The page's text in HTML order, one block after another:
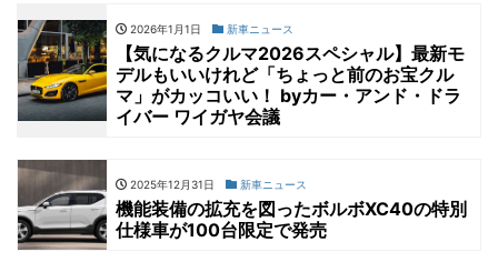
2026年1月1日 新車ニュース
【気になるクルマ2026スペシャル】最新モ
デルもいいけれど「ちょっと前のお宝クル
マ」がカッコいい！ byカー・アンド・ドラ
イバー ワイガヤ会議
2025年12月31日 新車ニュース
機能装備の拡充を図ったボルボXC40の特別
仕様車が100台限定で発売